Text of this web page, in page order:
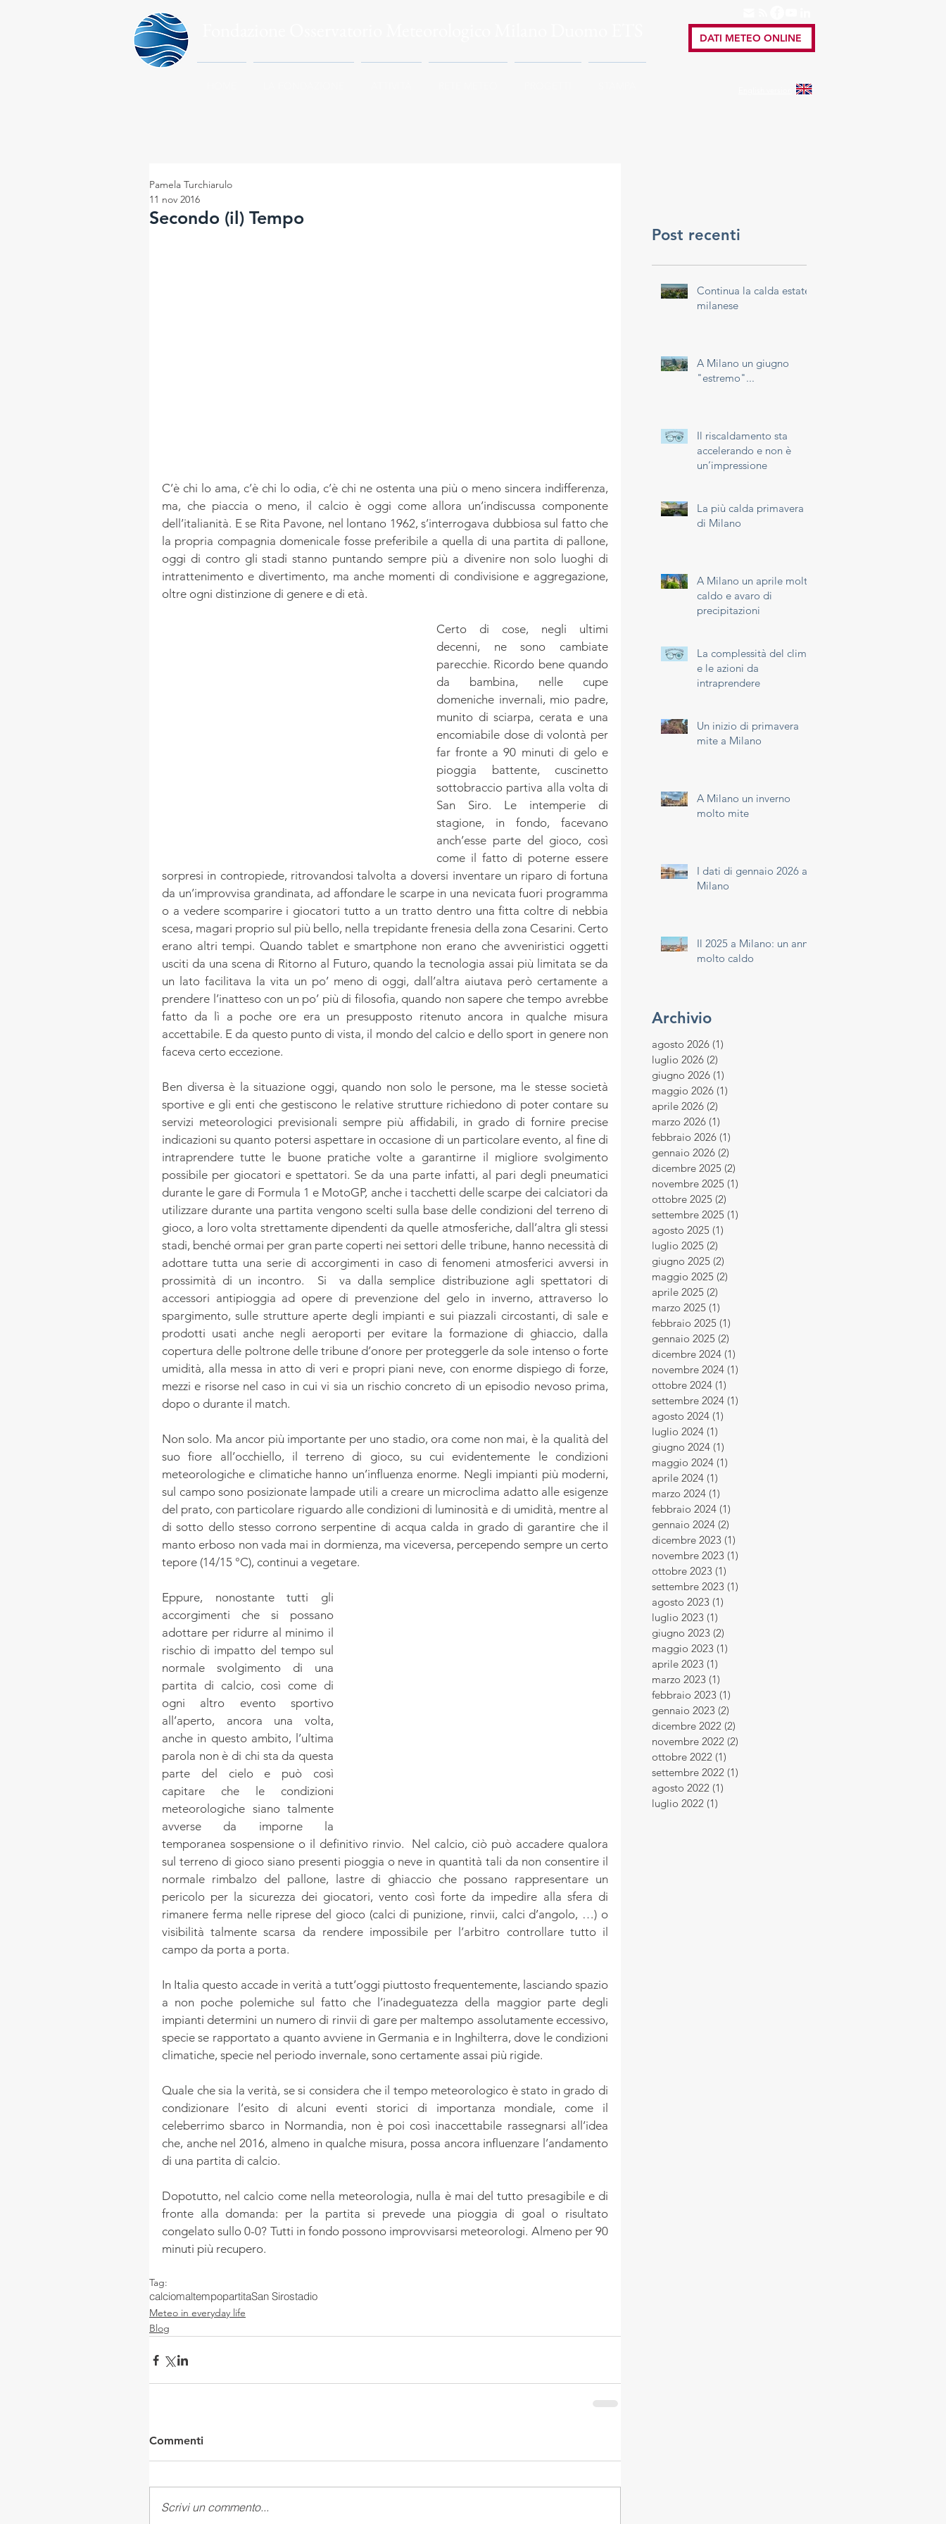
DATI METEO ONLINE
Secondo (il) Tempo
Pamela Turchiarulo
11 nov 2016
C’è chi lo ama, c’è chi lo odia, c’è chi ne ostenta una più o meno sincera indifferenza,
ma, che piaccia o meno, il calcio è oggi come allora un’indiscussa componente
dell’italianità. E se Rita Pavone, nel lontano 1962, s’interrogava dubbiosa sul fatto che
la propria compagnia domenicale fosse preferibile a quella di una partita di pallone,
oggi di contro gli stadi stanno puntando sempre più a divenire non solo luoghi di
intrattenimento e divertimento, ma anche momenti di condivisione e aggregazione,
oltre ogni distinzione di genere e di età.
Certo di cose, negli ultimi
decenni, ne sono cambiate
parecchie. Ricordo bene quando
da bambina, nelle cupe
domeniche invernali, mio padre,
munito di sciarpa, cerata e una
encomiabile dose di volontà per
far fronte a 90 minuti di gelo e
pioggia battente, cuscinetto
sottobraccio partiva alla volta di
San Siro. Le intemperie di
stagione, in fondo, facevano
anch’esse parte del gioco, così
come il fatto di poterne essere
sorpresi in contropiede, ritrovandosi talvolta a doversi inventare un riparo di fortuna
da un’improvvisa grandinata, ad affondare le scarpe in una nevicata fuori programma
o a vedere scomparire i giocatori tutto a un tratto dentro una fitta coltre di nebbia
scesa, magari proprio sul più bello, nella trepidante frenesia della zona Cesarini. Certo
erano altri tempi. Quando tablet e smartphone non erano che avveniristici oggetti
usciti da una scena di Ritorno al Futuro, quando la tecnologia assai più limitata se da
un lato facilitava la vita un po’ meno di oggi, dall’altra aiutava però certamente a
prendere l’inatteso con un po’ più di filosofia, quando non sapere che tempo avrebbe
fatto da lì a poche ore era un presupposto ritenuto ancora in qualche misura
accettabile. E da questo punto di vista, il mondo del calcio e dello sport in genere non
faceva certo eccezione.
Ben diversa è la situazione oggi, quando non solo le persone, ma le stesse società
sportive e gli enti che gestiscono le relative strutture richiedono di poter contare su
servizi meteorologici previsionali sempre più affidabili, in grado di fornire precise
indicazioni su quanto potersi aspettare in occasione di un particolare evento, al fine di
intraprendere tutte le buone pratiche volte a garantirne il migliore svolgimento
possibile per giocatori e spettatori. Se da una parte infatti, al pari degli pneumatici
durante le gare di Formula 1 e MotoGP, anche i tacchetti delle scarpe dei calciatori da
utilizzare durante una partita vengono scelti sulla base delle condizioni del terreno di
gioco, a loro volta strettamente dipendenti da quelle atmosferiche, dall’altra gli stessi
stadi, benché ormai per gran parte coperti nei settori delle tribune, hanno necessità di
adottare tutta una serie di accorgimenti in caso di fenomeni atmosferici avversi in
prossimità di un incontro.  Si  va dalla semplice distribuzione agli spettatori di
accessori antipioggia ad opere di prevenzione del gelo in inverno, attraverso lo
spargimento, sulle strutture aperte degli impianti e sui piazzali circostanti, di sale e
prodotti usati anche negli aeroporti per evitare la formazione di ghiaccio, dalla
copertura delle poltrone delle tribune d’onore per proteggerle da sole intenso o forte
umidità, alla messa in atto di veri e propri piani neve, con enorme dispiego di forze,
mezzi e risorse nel caso in cui vi sia un rischio concreto di un episodio nevoso prima,
dopo o durante il match.
Non solo. Ma ancor più importante per uno stadio, ora come non mai, è la qualità del
suo fiore all’occhiello, il terreno di gioco, su cui evidentemente le condizioni
meteorologiche e climatiche hanno un’influenza enorme. Negli impianti più moderni,
sul campo sono posizionate lampade utili a creare un microclima adatto alle esigenze
del prato, con particolare riguardo alle condizioni di luminosità e di umidità, mentre al
di sotto dello stesso corrono serpentine di acqua calda in grado di garantire che il
manto erboso non vada mai in dormienza, ma viceversa, percependo sempre un certo
tepore (14/15 °C), continui a vegetare.
Eppure, nonostante tutti gli
accorgimenti che si possano
adottare per ridurre al minimo il
rischio di impatto del tempo sul
normale svolgimento di una
partita di calcio, così come di
ogni altro evento sportivo
all’aperto, ancora una volta,
anche in questo ambito, l’ultima
parola non è di chi sta da questa
parte del cielo e può così
capitare che le condizioni
meteorologiche siano talmente
avverse da imporne la
temporanea sospensione o il definitivo rinvio.  Nel calcio, ciò può accadere qualora
sul terreno di gioco siano presenti pioggia o neve in quantità tali da non consentire il
normale rimbalzo del pallone, lastre di ghiaccio che possano rappresentare un
pericolo per la sicurezza dei giocatori, vento così forte da impedire alla sfera di
rimanere ferma nelle riprese del gioco (calci di punizione, rinvii, calci d’angolo, …) o
visibilità talmente scarsa da rendere impossibile per l’arbitro controllare tutto il
campo da porta a porta.
In Italia questo accade in verità a tutt’oggi piuttosto frequentemente, lasciando spazio
a non poche polemiche sul fatto che l’inadeguatezza della maggior parte degli
impianti determini un numero di rinvii di gare per maltempo assolutamente eccessivo,
specie se rapportato a quanto avviene in Germania e in Inghilterra, dove le condizioni
climatiche, specie nel periodo invernale, sono certamente assai più rigide.
Quale che sia la verità, se si considera che il tempo meteorologico è stato in grado di
condizionare l’esito di alcuni eventi storici di importanza mondiale, come il
celeberrimo sbarco in Normandia, non è poi così inaccettabile rassegnarsi all’idea
che, anche nel 2016, almeno in qualche misura, possa ancora influenzare l’andamento
di una partita di calcio.
Dopotutto, nel calcio come nella meteorologia, nulla è mai del tutto presagibile e di
fronte alla domanda: per la partita si prevede una pioggia di goal o risultato
congelato sullo 0-0? Tutti in fondo possono improvvisarsi meteorologi. Almeno per 90
minuti più recupero.
Tag:
calciomaltempopartitaSan Sirostadio
Meteo in everyday life
Blog
Commenti
Scrivi un commento...
Post recenti
Continua la calda estate
milanese
A Milano un giugno
"estremo"...
Il riscaldamento sta
accelerando e non è
un’impressione
La più calda primavera
di Milano
A Milano un aprile molto
caldo e avaro di
precipitazioni
La complessità del clima
e le azioni da
intraprendere
Un inizio di primavera
mite a Milano
A Milano un inverno
molto mite
I dati di gennaio 2026 a
Milano
Il 2025 a Milano: un anno
molto caldo
Archivio
agosto 2026 (1)
luglio 2026 (2)
giugno 2026 (1)
maggio 2026 (1)
aprile 2026 (2)
marzo 2026 (1)
febbraio 2026 (1)
gennaio 2026 (2)
dicembre 2025 (2)
novembre 2025 (1)
ottobre 2025 (2)
settembre 2025 (1)
agosto 2025 (1)
luglio 2025 (2)
giugno 2025 (2)
maggio 2025 (2)
aprile 2025 (2)
marzo 2025 (1)
febbraio 2025 (1)
gennaio 2025 (2)
dicembre 2024 (1)
novembre 2024 (1)
ottobre 2024 (1)
settembre 2024 (1)
agosto 2024 (1)
luglio 2024 (1)
giugno 2024 (1)
maggio 2024 (1)
aprile 2024 (1)
marzo 2024 (1)
febbraio 2024 (1)
gennaio 2024 (2)
dicembre 2023 (1)
novembre 2023 (1)
ottobre 2023 (1)
settembre 2023 (1)
agosto 2023 (1)
luglio 2023 (1)
giugno 2023 (2)
maggio 2023 (1)
aprile 2023 (1)
marzo 2023 (1)
febbraio 2023 (1)
gennaio 2023 (2)
dicembre 2022 (2)
novembre 2022 (2)
ottobre 2022 (1)
settembre 2022 (1)
agosto 2022 (1)
luglio 2022 (1)